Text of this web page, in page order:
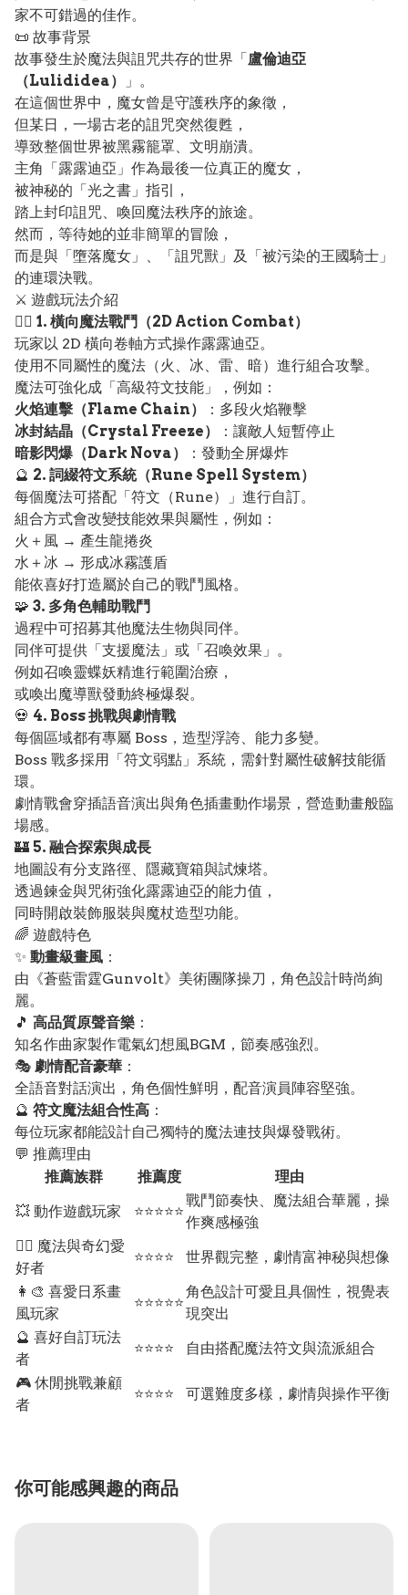
家不可錯過的佳作。
📜 故事背景
故事發生於魔法與詛咒共存的世界「盧倫迪亞
（Lulididea）
」。
在這個世界中，魔女曾是守護秩序的象徵，
但某日，一場古老的詛咒突然復甦，
導致整個世界被黑霧籠罩、文明崩潰。
主角「露露迪亞」作為最後一位真正的魔女，
被神秘的「光之書」指引，
踏上封印詛咒、喚回魔法秩序的旅途。
然而，等待她的並非簡單的冒險，
而是與「墮落魔女」、「詛咒獸」及「被污染的王國騎士」
的連環決戰。
⚔️ 遊戲玩法介紹
🧙‍♀️ 1. 橫向魔法戰鬥（2D Action Combat）
玩家以 2D 橫向卷軸方式操作露露迪亞。
使用不同屬性的魔法（火、冰、雷、暗）進行組合攻擊。
魔法可強化成「高級符文技能」，例如：
火焰連擊（Flame Chain）
：多段火焰鞭擊
冰封結晶（Crystal Freeze）
：讓敵人短暫停止
暗影閃爆（Dark Nova）
：發動全屏爆炸
🔮 2. 詞綴符文系統（Rune Spell System）
每個魔法可搭配「符文（Rune）」進行自訂。
組合方式會改變技能效果與屬性，例如：
火＋風 → 產生龍捲炎
水＋冰 → 形成冰霧護盾
能依喜好打造屬於自己的戰鬥風格。
🧩 3. 多角色輔助戰鬥
過程中可招募其他魔法生物與同伴。
同伴可提供「支援魔法」或「召喚效果」。
例如召喚靈蝶妖精進行範圍治療，
或喚出魔導獸發動終極爆裂。
💀 4. Boss 挑戰與劇情戰
每個區域都有專屬 Boss，造型浮誇、能力多變。
Boss 戰多採用「符文弱點」系統，需針對屬性破解技能循
環。
劇情戰會穿插語音演出與角色插畫動作場景，營造動畫般臨
場感。
🏰 5. 融合探索與成長
地圖設有分支路徑、隱藏寶箱與試煉塔。
透過鍊金與咒術強化露露迪亞的能力值，
同時開啟裝飾服裝與魔杖造型功能。
🌈 遊戲特色
✨ 動畫級畫風 ：
由《蒼藍雷霆Gunvolt》美術團隊操刀，角色設計時尚絢
麗。
🎵 高品質原聲音樂 ：
知名作曲家製作電氣幻想風BGM，節奏感強烈。
🎭 劇情配音豪華 ：
全語音對話演出，角色個性鮮明，配音演員陣容堅強。
🔮 符文魔法組合性高 ：
每位玩家都能設計自己獨特的魔法連技與爆發戰術。
💬 推薦理由
推薦族群
推薦度
理由
💥 動作遊戲玩家
⭐⭐⭐⭐⭐
戰鬥節奏快、魔法組合華麗，操
作爽感極強
🧙‍♂️ 魔法與奇幻愛
好者
⭐⭐⭐⭐
世界觀完整，劇情富神秘與想像
👩‍🎨 喜愛日系畫
風玩家
⭐⭐⭐⭐⭐
角色設計可愛且具個性，視覺表
現突出
🔮 喜好自訂玩法
者
⭐⭐⭐⭐
自由搭配魔法符文與流派組合
🎮 休閒挑戰兼顧
者
⭐⭐⭐⭐ 可選難度多樣，劇情與操作平衡
你可能感興趣的商品